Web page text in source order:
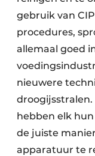
gebruik van
procedures,
allemaal goed
nieuwere
hebben elk
de juiste
apparatuur te